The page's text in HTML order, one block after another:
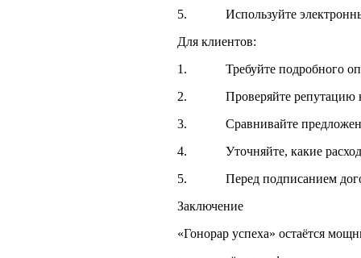
5. Используйте электронные
Для клиентов:
1. Требуйте подробного
2. Проверяйте репутацию
3. Сравнивайте предложения
4. Уточняйте, какие расходы
5. Перед подписанием
Заключение
«Гонорар успеха» остаётся